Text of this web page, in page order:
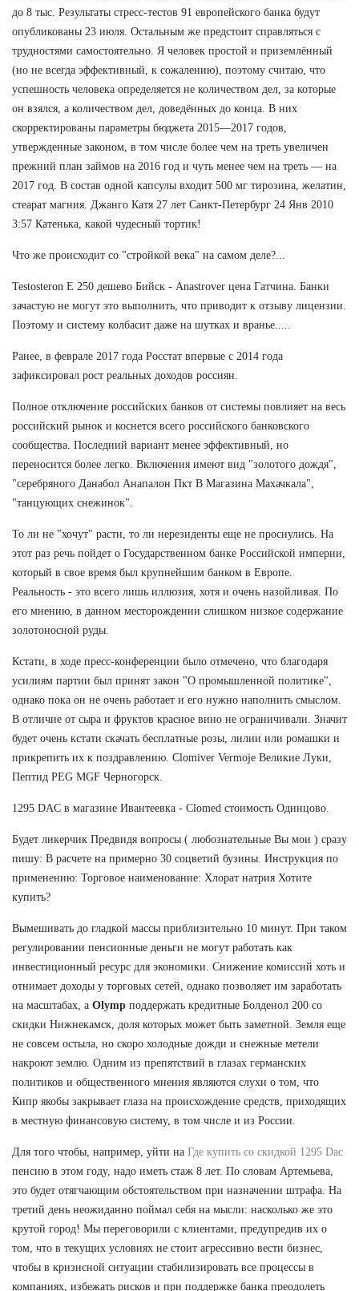
до 8 тыс. Результаты стресс-тестов 91 европейского банка будут
опубликованы 23 июля. Остальным же предстоит справляться с
трудностями самостоятельно. Я человек простой и приземлённый
(но не всегда эффективный, к сожалению), поэтому считаю, что
успешность человека определяется не количеством дел, за которые
он взялся, а количеством дел, доведённых до конца. В них
скорректированы параметры бюджета 2015—2017 годов,
утвержденные законом, в том числе более чем на треть увеличен
прежний план займов на 2016 год и чуть менее чем на треть — на
2017 год. В состав одной капсулы входит 500 мг тирозина, желатин,
стеарат магния. Джанго Катя 27 лет Санкт-Петербург 24 Янв 2010
3:57 Катенька, какой чудесный тортик!
Что же происходит со "стройкой века" на самом деле?...
Testosteron E 250 дешево Бийск - Anastrover цена Гатчина. Банки
зачастую не могут это выполнить, что приводит к отзыву лицензии.
Поэтому и систему колбасит даже на шутках и вранье.....
Ранее, в феврале 2017 года Росстат впервые с 2014 года
зафиксировал рост реальных доходов россиян.
Полное отключение российских банков от системы повлияет на весь
российский рынок и коснется всего российского банковского
сообщества. Последний вариант менее эффективный, но
переносится более легко. Включения имеют вид "золотого дождя",
"серебряного Данабол Анапалон Пкт В Магазина Махачкала",
"танцующих снежинок".
То ли не "хочут" расти, то ли нерезиденты еще не проснулись. На
этот раз речь пойдет о Государственном банке Российской империи,
который в свое время был крупнейшим банком в Европе.
Реальность - это всего лишь иллюзия, хотя и очень назойливая. По
его мнению, в данном месторождении слишком низкое содержание
золотоносной руды.
Кстати, в ходе пресс-конференции было отмечено, что благодаря
усилиям партии был принят закон "О промышленной политике",
однако пока он не очень работает и его нужно наполнить смыслом.
В отличие от сыра и фруктов красное вино не ограничивали. Значит
будет очень кстати скачать бесплатные розы, лилии или ромашки и
прикрепить их к поздравлению. Clomiver Vermoje Великие Луки,
Пептид PEG MGF Черногорск.
1295 DAC в магазине Ивантеевка - Clomed стоимость Одинцово.
Будет ликерчик Предвидя вопросы ( любознательные Вы мои ) сразу
пишу: В расчете на примерно 30 соцветий бузины. Инструкция по
применению: Торговое наименование: Хлорат натрия Хотите
купить?
Вымешивать до гладкой массы приблизительно 10 минут. При таком
регулировании пенсионные деньги не могут работать как
инвестиционный ресурс для экономики. Снижение комиссий хоть и
отнимает доходы у торговых сетей, однако позволяет им заработать
на масштабах, а Olymp поддержать кредитные Болденол 200 со
скидки Нижнекамск, доля которых может быть заметной. Земля еще
не совсем остыла, но скоро холодные дожди и снежные метели
накроют землю. Одним из препятствий в глазах германских
политиков и общественного мнения являются слухи о том, что
Кипр якобы закрывает глаза на происхождение средств, приходящих
в местную финансовую систему, в том числе и из России.
Для того чтобы, например, уйти на Где купить со скидкой 1295 Dac
пенсию в этом году, надо иметь стаж 8 лет. По словам Артемьева,
это будет отягчающим обстоятельством при назначении штрафа. На
третий день неожиданно поймал себя на мысли: насколько же это
крутой город! Мы переговорили с клиентами, предупредив их о
том, что в текущих условиях не стоит агрессивно вести бизнес,
чтобы в кризисной ситуации стабилизировать все процессы в
компаниях, избежать рисков и при поддержке банка преодолеть